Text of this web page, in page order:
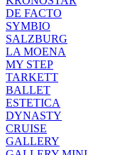
DE FACTO
SYMBIO
SALZBURG
LA MOENA
MY STEP
TARKETT
BALLET
ESTETICA
DYNASTY
CRUISE
GALLERY